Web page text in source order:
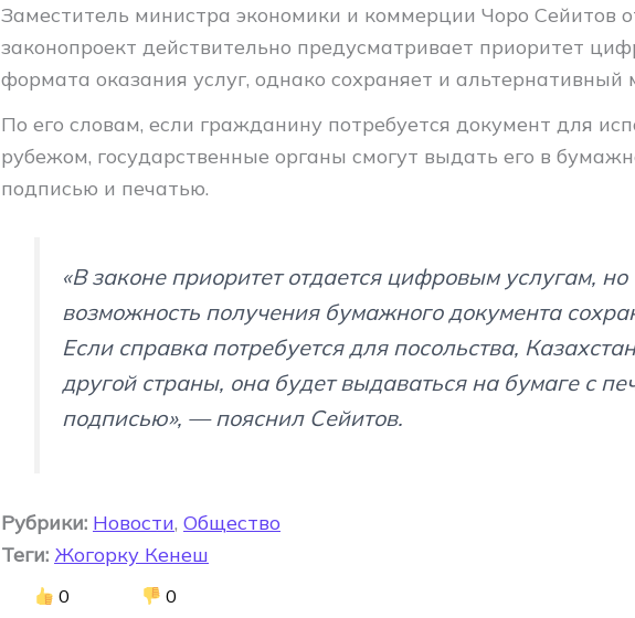
Заместитель министра экономики и коммерции Чоро Сейитов
законопроект действительно предусматривает приоритет
формата оказания услуг, однако сохраняет и альтернативный
По его словам, если гражданину потребуется документ для
рубежом, государственные органы смогут выдать его в
подписью и печатью.
«В законе приоритет отдается цифровым услугам, но
возможность получения бумажного документа
Если справка потребуется для посольства,
другой страны, она будет выдаваться на бумаге с
подписью», — пояснил Сейитов.
Рубрики: Новости, Общество
Теги: Жогорку Кенеш
0 0